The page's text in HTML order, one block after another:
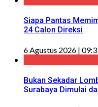
Siapa Pantas
24 Calon Direksi
6 Agustus 2026 |
Bukan Sekadar
Surabaya Dimulai